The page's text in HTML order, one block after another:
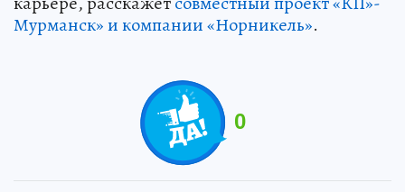
Мурманск» и компании «Норникель».
0